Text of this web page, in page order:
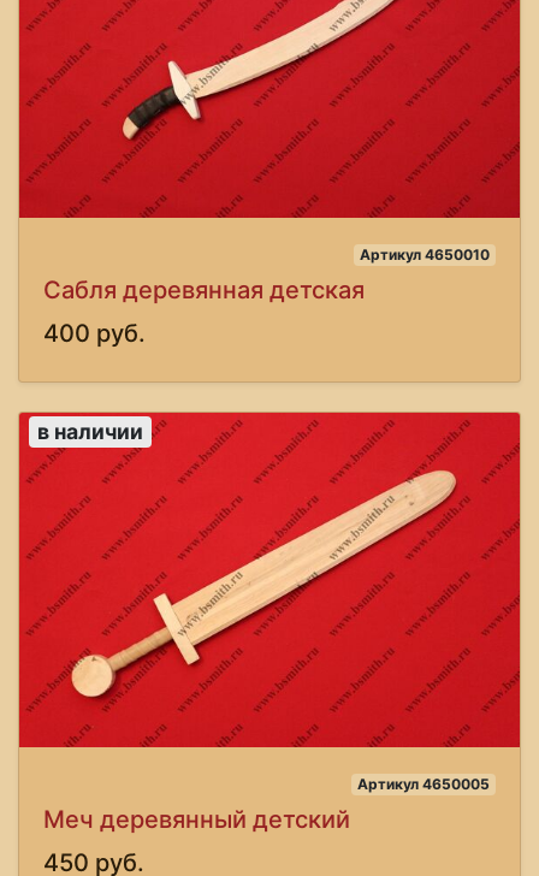
Артикул 4650010
Сабля деревянная детская
400 руб.
в наличии
Артикул 4650005
Меч деревянный детский
450 руб.